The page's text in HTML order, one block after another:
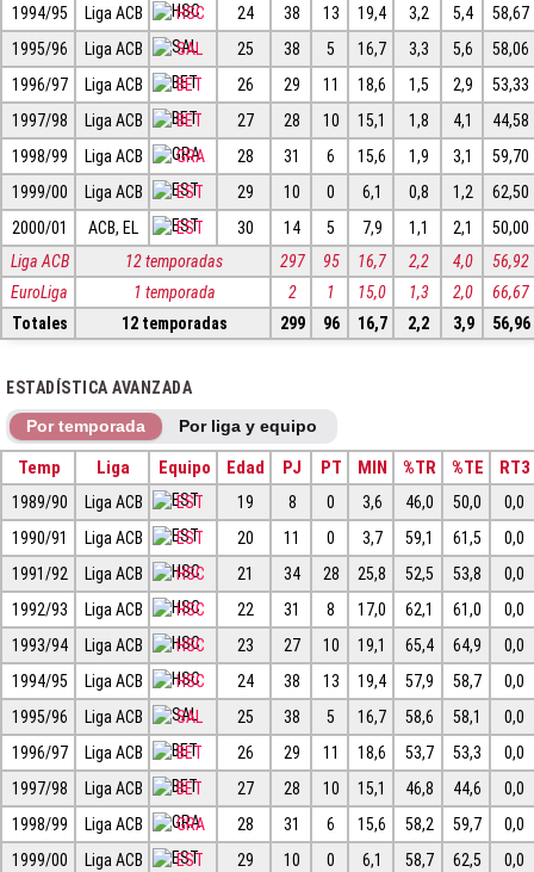
1994/95 Liga ACB HSC 24 38 13 19,4 3,2 5,4
58,67
1995/96
Liga ACB SAL 25 38 5 16,7 3,3 5,6
58,06
1996/97
Liga ACB BET 26 29 11 18,6 1,5 2,9
53,33
1997/98
Liga ACB BET 27 28 10 15,1 1,8 4,1
44,58
1998/99
Liga ACB GRA 28 31 6 15,6 1,9 3,1
59,70
1999/00
Liga ACB EST 29 10 0 6,1 0,8 1,2
62,50
2000/01
ACB, EL EST 30 14 5 7,9 1,1 2,1
50,00
Liga ACB
12 temporadas 297 95 16,7 2,2 4,0
56,92
EuroLiga
1 temporada 2 1 15,0 1,3 2,0
66,67
Totales
12 temporadas 299 96 16,7 2,2 3,9 56,96
ESTADÍSTICA AVANZADA
Por temporada Por liga y equipo
Temp Liga Equipo Edad PJ PT MIN %TR %TE RT3
1989/90 Liga ACB EST 19 8 0 3,6 46,0 50,0
0,0
1990/91
Liga ACB EST 20 11 0 3,7 59,1 61,5
0,0
1991/92
Liga ACB HSC 21 34 28 25,8 52,5 53,8
0,0
1992/93
Liga ACB HSC 22 31 8 17,0 62,1 61,0
0,0
1993/94
Liga ACB HSC 23 27 10 19,1 65,4 64,9
0,0
1994/95
Liga ACB HSC 24 38 13 19,4 57,9 58,7
0,0
1995/96
Liga ACB SAL 25 38 5 16,7 58,6 58,1
0,0
1996/97
Liga ACB BET 26 29 11 18,6 53,7 53,3
0,0
1997/98
Liga ACB BET 27 28 10 15,1 46,8 44,6
0,0
1998/99
Liga ACB GRA 28 31 6 15,6 58,2 59,7
0,0
1999/00
Liga ACB EST 29 10 0 6,1 58,7 62,5
0,0